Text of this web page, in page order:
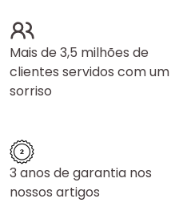
Mais de 3,5 milhões de
clientes servidos com um
sorriso
3 anos de garantia nos
nossos artigos